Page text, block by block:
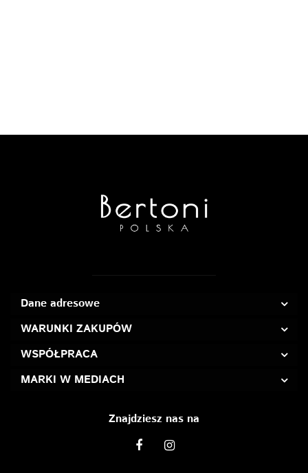
Dane adresowe
WARUNKI ZAKUPÓW
WSPÓŁPRACA
MARKI W MEDIACH
Znajdziesz nas na